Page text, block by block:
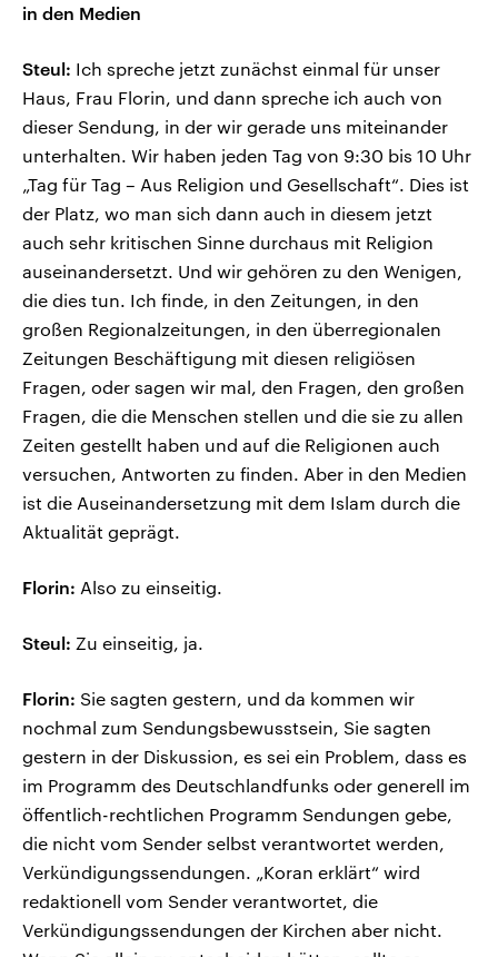
in den Medien
Steul: Ich spreche jetzt zunächst einmal für unser
Haus, Frau Florin, und dann spreche ich auch von
dieser Sendung, in der wir gerade uns miteinander
unterhalten. Wir haben jeden Tag von 9:30 bis 10 Uhr
„Tag für Tag – Aus Religion und Gesellschaft“. Dies ist
der Platz, wo man sich dann auch in diesem jetzt
auch sehr kritischen Sinne durchaus mit Religion
auseinandersetzt. Und wir gehören zu den Wenigen,
die dies tun. Ich finde, in den Zeitungen, in den
großen Regionalzeitungen, in den überregionalen
Zeitungen Beschäftigung mit diesen religiösen
Fragen, oder sagen wir mal, den Fragen, den großen
Fragen, die die Menschen stellen und die sie zu allen
Zeiten gestellt haben und auf die Religionen auch
versuchen, Antworten zu finden. Aber in den Medien
ist die Auseinandersetzung mit dem Islam durch die
Aktualität geprägt.
Florin: Also zu einseitig.
Steul: Zu einseitig, ja.
Florin: Sie sagten gestern, und da kommen wir
nochmal zum Sendungsbewusstsein, Sie sagten
gestern in der Diskussion, es sei ein Problem, dass es
im Programm des Deutschlandfunks oder generell im
öffentlich-rechtlichen Programm Sendungen gebe,
die nicht vom Sender selbst verantwortet werden,
Verkündigungssendungen. „Koran erklärt“ wird
redaktionell vom Sender verantwortet, die
Verkündigungssendungen der Kirchen aber nicht.